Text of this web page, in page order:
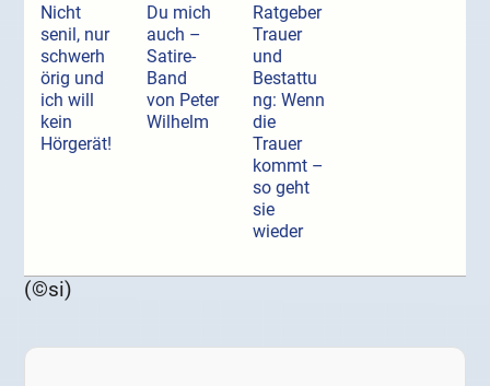
Nicht
senil, nur
schwerh
örig und
ich will
kein
Hörgerät!
Du mich
auch –
Satire-
Band
von Peter
Wilhelm
Ratgeber
Trauer
und
Bestattu
ng: Wenn
die
Trauer
kommt –
so geht
sie
wieder
(©si)